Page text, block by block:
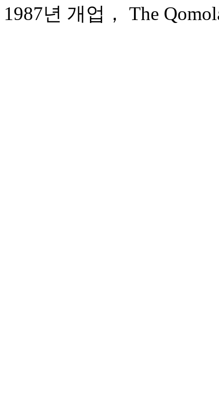
1987년 개업， The